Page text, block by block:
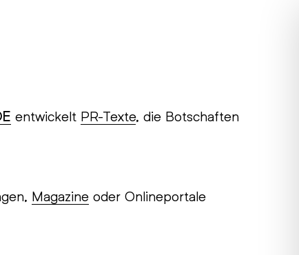
entwickelt PR-Texte, die Botschaften
Magazine oder Onlineportale